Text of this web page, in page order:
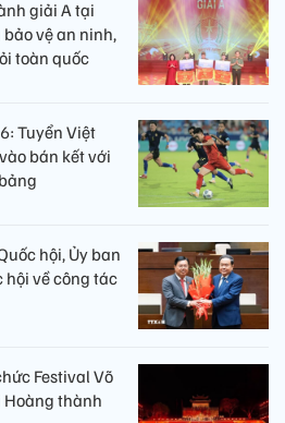
giải A tại
vệ an ninh,
toàn quốc
Tuyển Việt
bán kết với
hội, Ủy ban
hội về công tác
Festival Võ
thành